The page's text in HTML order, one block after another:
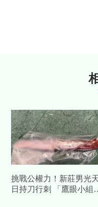
挑戰公權力！新莊男光
日持刀行刺 「鷹眼小組